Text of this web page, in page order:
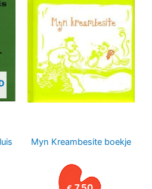
Myn Kreambesite boekje